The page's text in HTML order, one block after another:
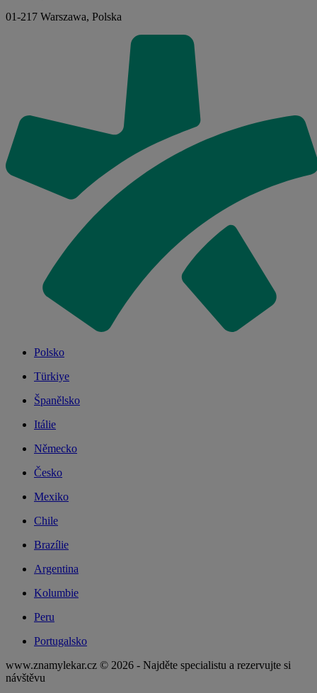
01-217 Warszawa, Polska
Polsko
Türkiye
Španělsko
Itálie
Německo
Česko
Mexiko
Chile
Brazílie
Argentina
Kolumbie
Peru
Portugalsko
www.znamylekar.cz © 2026 - Najděte specialistu a rezervujte si
návštěvu